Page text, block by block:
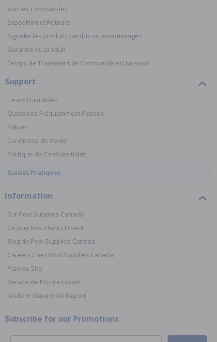
Voir les Commandes
Expédition et Retours
Signaler les produits perdus ou endommagés
Garantie du produit
Temps de Traitement de Commande et Livraison
Support
Heurs Ouvrables
Questions Fréquemment Posées
Rabais
Conditions de Vente
Politique de Confidentialité
Guides Pratiques
Information
Sur Pool Supplies Canada
Ce Que Nos Clients Disent
Blog de Pool Supplies Canada
Careers Chez Pool Supplies Canada
Plan du Site
Service de Piscine Locale
Modern Slavery Act Report
Subscribe for our Promotions
Email